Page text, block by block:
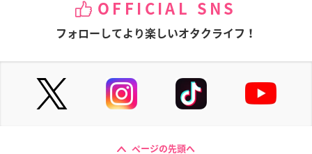
OFFICIAL SNS
フォローしてより楽しいオタクライフ！
ページの先頭へ